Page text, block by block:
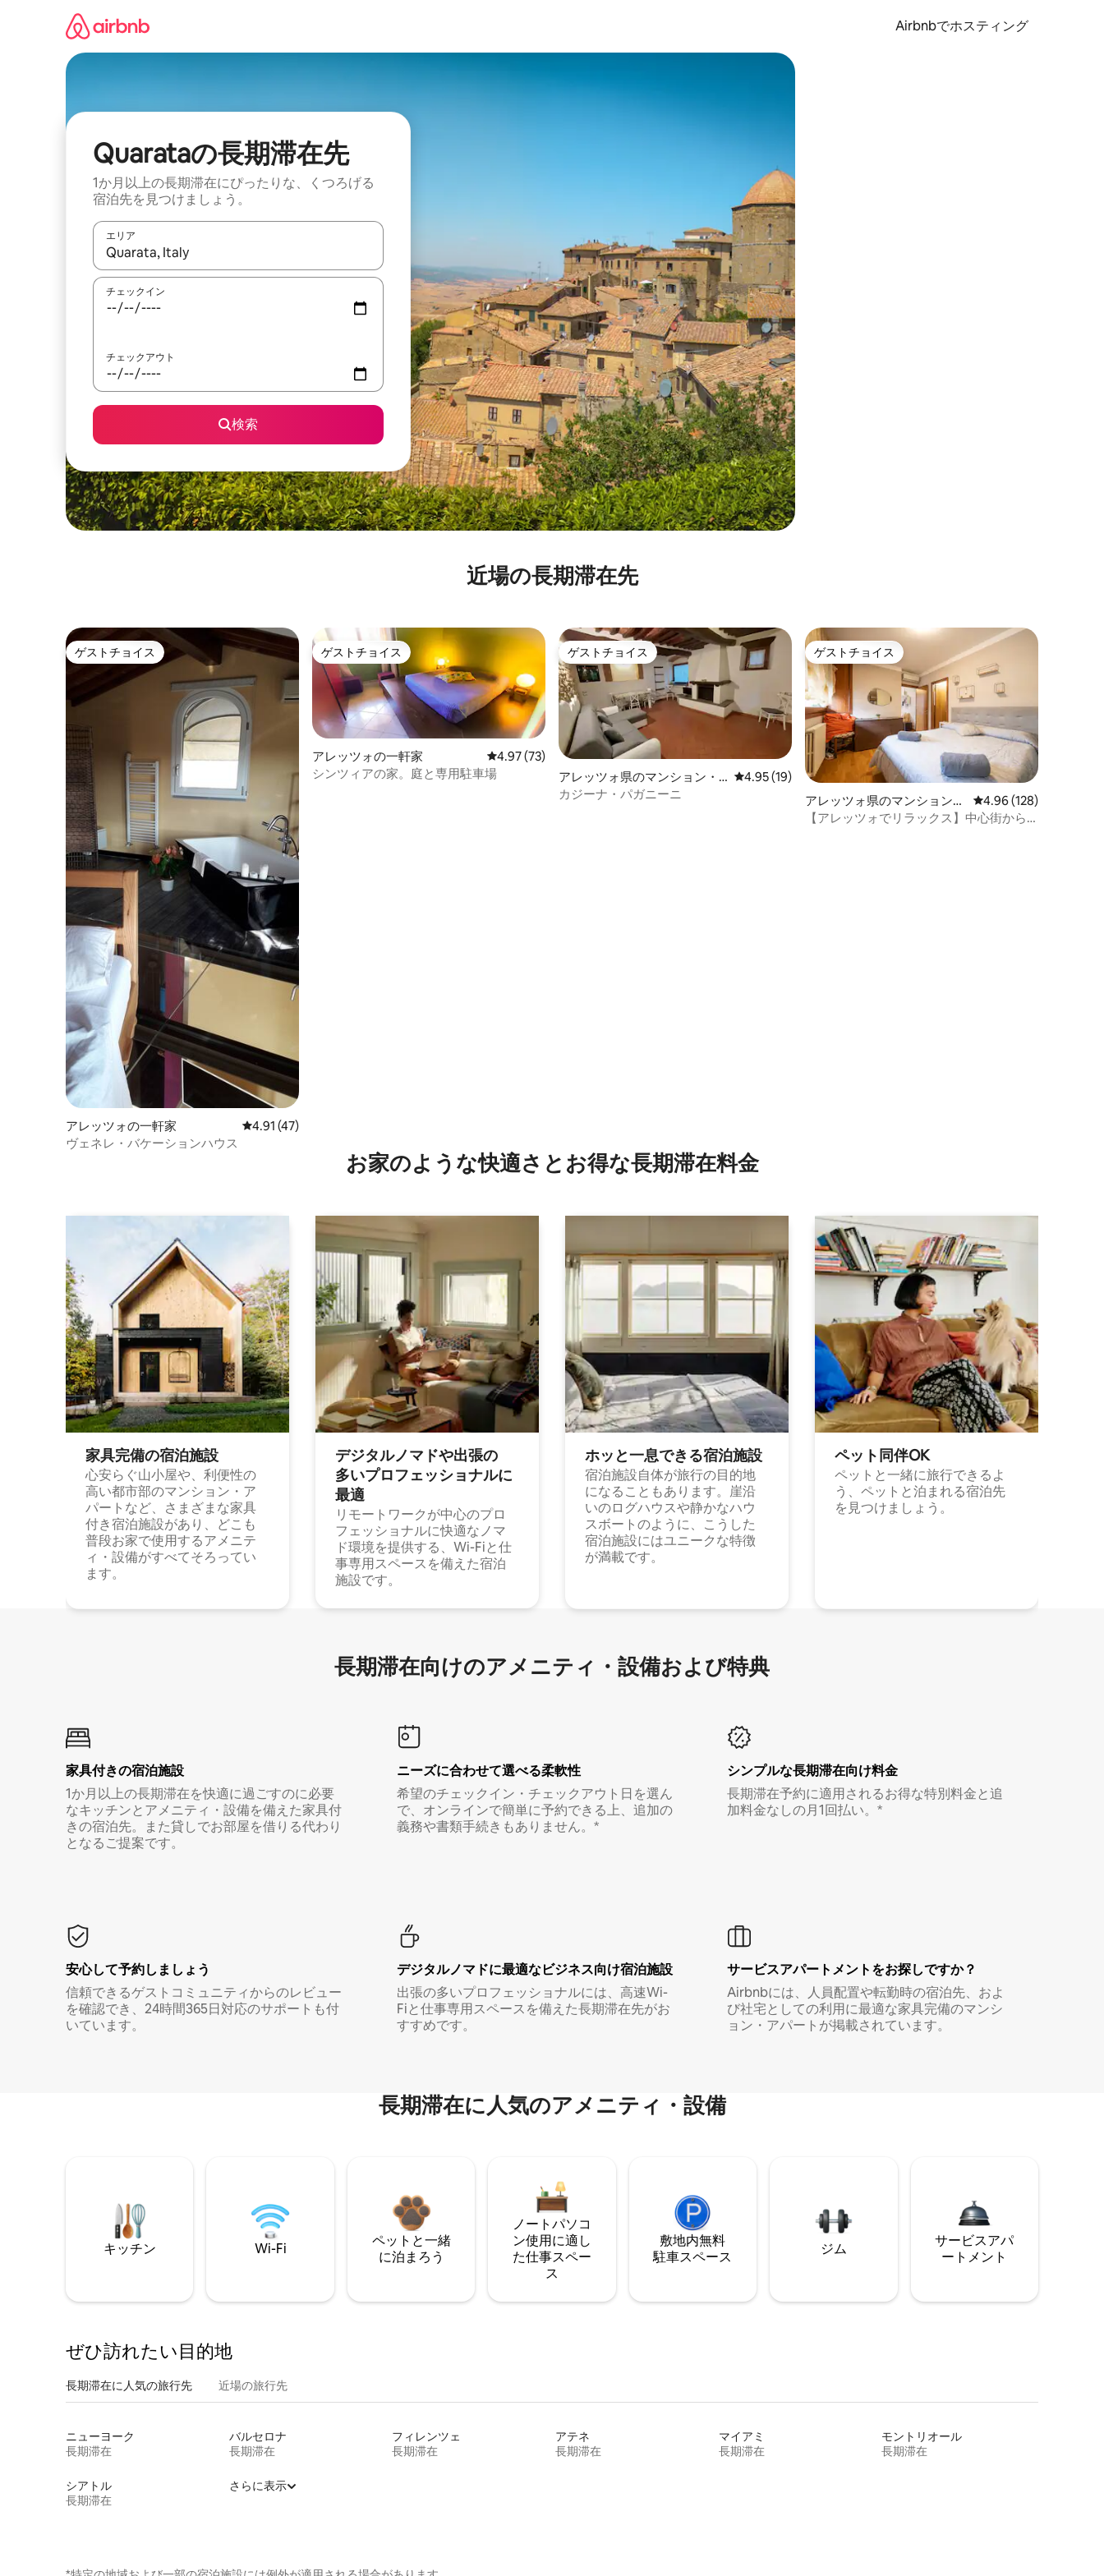
Airbnbでホスティング
Quarataの長期滞在先
1か月以上の長期滞在にぴったりな、くつろげる
宿泊先を見つけましょう。
エリア
検索結果が表示されたら、上下の矢印キーを使って移動するか、画面をタッチまたはスワイプして検索結果を確認することができます。
チェックイン
チェックアウト
検索
近場の長期滞在先
ゲストチョイス
ゲストチョイス
アレッツォの一軒家 レビュー47件、5つ星中4.91つ星の平均評価
4.91 (47)
ヴェネレ・バケーションハウス
ゲストチョイス
ゲストチョイス
アレッツォの一軒家 レビュー73件、5つ星中4.97つ星の平均評価
4.97 (73)
シンツィアの家。庭と専用駐車場
ゲストチョイス
ゲストチョイス
アレッツォ県のマンション・
アパート
レビュー19件、5つ星中4.95つ星の平均評価
4.95 (19)
カジーナ・パガニーニ
ゲストチョイス
ゲストチョイス
アレッツォ県のマンション・
アパート
レビュー128件、5つ
4.96 (128)
【アレッツォでリラックス】中心街から
お家のような快⁠適⁠さ⁠とお⁠得⁠な長⁠期⁠滞⁠在料⁠金
家具完備の宿⁠泊⁠施⁠設
心安らぐ山小屋や、利便性の
高い都市部のマンション・ア
パートなど、さまざまな家具
付き宿泊施設があり、どこも
普段お家で使用するアメニテ
ィ・設備がすべてそろってい
ます。
デジタルノマドや出⁠張⁠の
多⁠いプ⁠ロ⁠フ⁠ェ⁠ッ⁠シ⁠ョ⁠ナ⁠ル⁠に
最⁠適
リモートワークが中心のプロ
フェッショナルに快適なノマ
ド環境を提供する、Wi-Fiと仕
事専用スペースを備えた宿泊
施設です。
ホッと一⁠息⁠で⁠き⁠る宿⁠泊施⁠設
宿泊施設自体が旅行の目的地
になることもあります。崖沿
いのログハウスや静かなハウ
スボートのように、こうした
宿泊施設にはユニークな特徴
が満載です。
ペット同⁠伴OK
ペットと一緒に旅行できるよ
う、ペットと泊まれる宿泊先
を見つけましょう。
長期滞在向け⁠のア⁠メ⁠ニ⁠テ⁠ィ⁠・設⁠備⁠および特⁠典
家具付き⁠の宿⁠泊⁠施⁠設
1か月以上の長期滞在を快適に過ごすのに必要
なキッチンとアメニティ・設備を備えた家具付
きの宿泊先。また貸しでお部屋を借りる代わり
となるご提案です。
ニーズに合わせて選べる柔軟性
希望のチェックイン・チェックアウト日を選ん
で、オンラインで簡単に予約できる上、追加の
義務や書類手続きもありません。*
シンプルな長期滞在向け料金
長期滞在予約に適用されるお得な特別料金と追
加料金なしの月1回払い。*
安心して予約しましょう
信頼できるゲストコミュニティからのレビュー
を確認でき、24時間365日対応のサポートも付
いています。
デジタルノマド⁠に最⁠適⁠なビ⁠ジ⁠ネ⁠ス⁠向⁠け宿⁠泊⁠施⁠設
出張の多いプロフェッショナルには、高速Wi-
Fiと仕事専用スペースを備えた長期滞在先がお
すすめです。
サービスアパートメントをお探しですか？
Airbnbには、人員配置や転勤時の宿泊先、およ
び社宅としての利用に最適な家具完備のマンシ
ョン・アパートが掲載されています。
長期滞在に人気のアメニティ・設備
キッチン Wi-Fi
ペットと一緒
に泊まろう
ノートパソコ
ン使用に適し
た仕事スペー
ス
敷地内無料
駐⁠車ス⁠ペ⁠ー⁠ス
ジム
サービスアパ
ートメント
ぜひ訪⁠れ⁠た⁠い目⁠的⁠地
長期滞在に人気の旅行先 近場の旅行先
ニューヨーク
長期滞在
バルセロナ
長期滞在
フィレンツェ
長期滞在
アテネ
長期滞在
マイアミ
長期滞在
モントリオール
長期滞在
シアトル
長期滞在
さらに表示